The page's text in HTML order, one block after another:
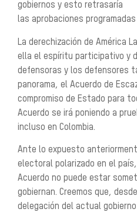
gobiernos y esto retrasaría
las aprobaciones programadas
La derechización de América
ella el espíritu participativo y
defensoras y los defensores
panorama, el Acuerdo de
compromiso de Estado para
Acuerdo se irá poniendo a
incluso en Colombia.
Ante lo expuesto
electoral polarizado en el
Acuerdo no puede estar
gobiernan. Creemos que,
delegación del actual